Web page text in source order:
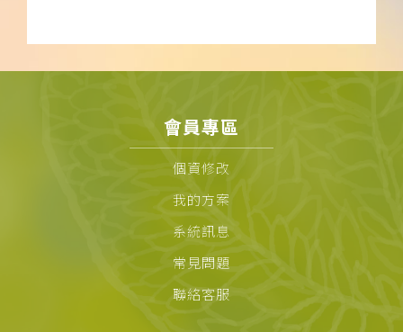
會員專區
個資修改
我的方案
系統訊息
常見問題
聯絡客服